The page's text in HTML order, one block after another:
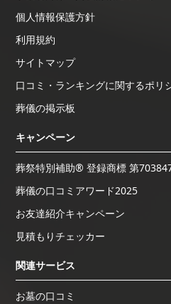
個人情報保護方針
利用規約
サイトマップ
口コミ・ランキングに関するポリ
葬儀の掲示板
キャンペーン
葬祭特別補助® 登録商標 第
葬儀の口コミアワード2025
お友達紹介キャンペーン
見積もりチェッカー
関連サービス
お墓の口コミ